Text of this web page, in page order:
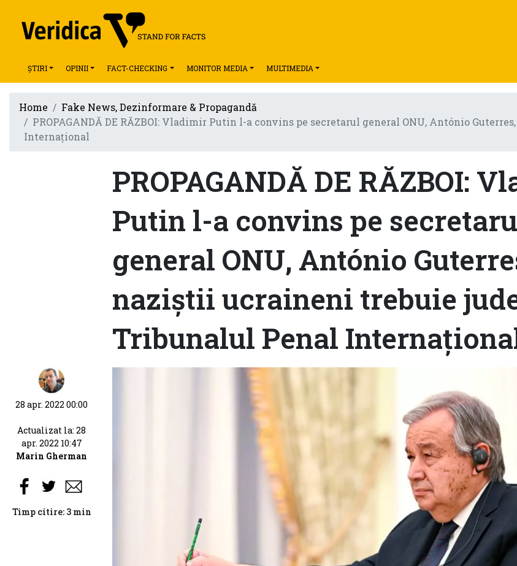
ȘTIRI OPINII FACT-CHECKING MONITOR MEDIA MULTIMEDIA
Home
Fake News, Dezinformare & Propagandă
PROPAGANDĂ DE RĂZBOI: Vladimir Putin l-a convins pe secretarul general ONU, António
Internațional
PROPAGANDĂ DE RĂZBOI:
Putin l-a convins pe
general ONU, António
naziștii ucraineni trebuie
Tribunalul Penal
28 apr. 2022 00:00
Actualizat la: 28
apr. 2022 10:47
Marin Gherman
Timp citire: 3 min